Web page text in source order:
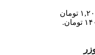
قیمت اصلی: ۱,۲۰۰,۰۰۰ تومان